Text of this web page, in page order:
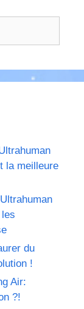
la meilleure
du
!
Air:
?!